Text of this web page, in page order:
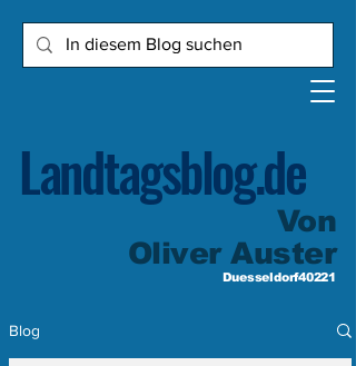
Landtagsblog.de
Von
Oliver Auster
Duesseldorf40221
Blog